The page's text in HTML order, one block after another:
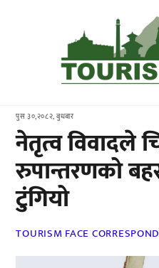
पुस ३०,२०८२, बुधबार
नेतृत्व विवादले
रुपान्तरणको
टुंगियो
TOURISM FACE